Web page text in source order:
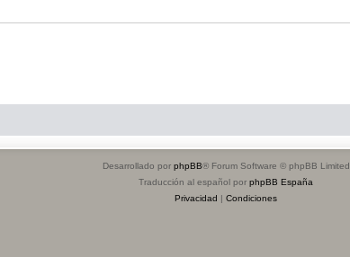
Desarrollado por phpBB® Forum Software © phpBB Limited
Traducción al español por phpBB España
Privacidad | Condiciones